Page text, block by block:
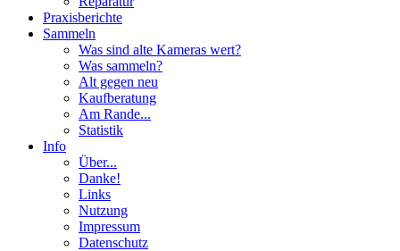
Praxisberichte
Sammeln
Was sind alte Kameras wert?
Was sammeln?
Alt gegen neu
Kaufberatung
Am Rande...
Statistik
Info
Über...
Danke!
Links
Nutzung
Impressum
Datenschutz